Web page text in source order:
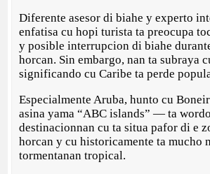
Diferente asesor di biahe y experto
enfatisa cu hopi turista ta preocupa
y posible interrupcion di biahe
horcan. Sin embargo, nan ta subraya
significando cu Caribe ta perde
Especialmente Aruba, hunto cu
asina yama “ABC islands” — ta
destinacionnan cu ta situa pafor di e
horcan y cu historicamente ta mucho
tormentanan tropical.